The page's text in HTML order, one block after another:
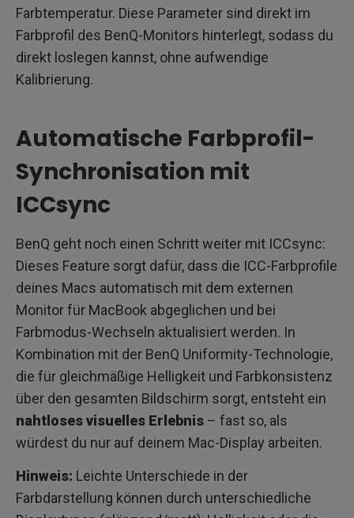
Farbtemperatur. Diese Parameter sind direkt im
Farbprofil des BenQ-Monitors hinterlegt, sodass du
direkt loslegen kannst, ohne aufwendige
Kalibrierung.
Automatische Farbprofil-
Synchronisation mit
ICCsync
BenQ geht noch einen Schritt weiter mit ICCsync:
Dieses Feature sorgt dafür, dass die ICC-Farbprofile
deines Macs automatisch mit dem externen
Monitor für MacBook abgeglichen und bei
Farbmodus-Wechseln aktualisiert werden. In
Kombination mit der BenQ Uniformity-Technologie,
die für gleichmäßige Helligkeit und Farbkonsistenz
über den gesamten Bildschirm sorgt, entsteht ein
nahtloses visuelles Erlebnis – fast so, als
würdest du nur auf deinem Mac-Display arbeiten.
Hinweis: Leichte Unterschiede in der
Farbdarstellung können durch unterschiedliche